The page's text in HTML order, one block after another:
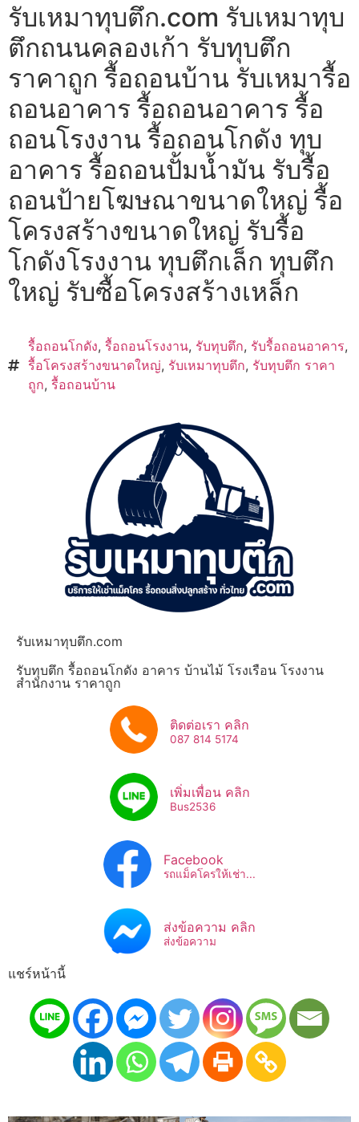
รับเหมาทุบตึก.com รับเหมาทุบ
ตึกถนนคลองเก้า รับทุบตึก
ราคาถูก รื้อถอนบ้าน รับเหมารื้อ
ถอนอาคาร รื้อถอนอาคาร รื้อ
ถอนโรงงาน รื้อถอนโกดัง ทุบ
อาคาร รื้อถอนปั้มน้ำมัน รับรื้อ
ถอนป้ายโฆษณาขนาดใหญ่ รื้อ
โครงสร้างขนาดใหญ่ รับรื้อ
โกดังโรงงาน ทุบตึกเล็ก ทุบตึก
ใหญ่ รับซื้อโครงสร้างเหล็ก
รื้อถอนโกดัง, รื้อถอนโรงงาน, รับทุบตึก, รับรื้อถอนอาคาร,
รื้อโครงสร้างขนาดใหญ่, รับเหมาทุบตึก, รับทุบตึก ราคา
ถูก, รื้อถอนบ้าน
รับเหมาทุบตึก.com
รับทุบตึก รื้อถอนโกดัง อาคาร บ้านไม้ โรงเรือน โรงงาน
สำนักงาน ราคาถูก
ติดต่อเรา คลิก
087 814 5174
เพิ่มเพื่อน คลิก
Bus2536​
Facebook
รถแม็คโครให้เช่า...
ส่งข้อความ คลิก
ส่งข้อความ
แชร์หน้านี้